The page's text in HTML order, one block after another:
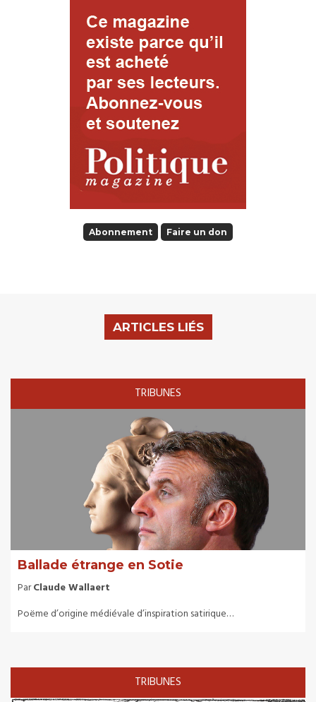
Abonnement Faire un don
ARTICLES LIÉS
TRIBUNES
Ballade étrange en Sotie
ParClaude Wallaert
Poëme d’origine médiévale d’inspiration satirique…
TRIBUNES